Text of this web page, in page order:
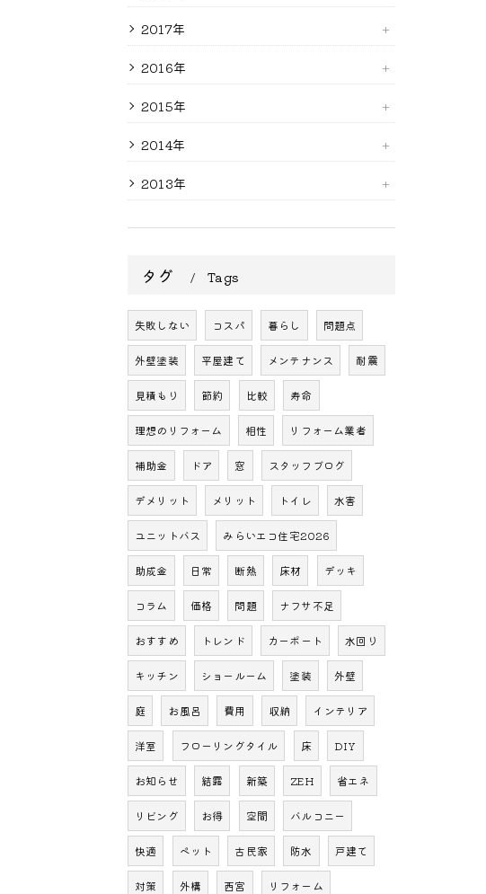
2017年
2016年
2015年
2014年
2013年
タグ Tags
失敗しない コスパ 暮らし 問題点
外壁塗装 平屋建て メンテナンス 耐震
見積もり 節約 比較 寿命
理想のリフォーム 相性 リフォーム業者
補助金 ドア 窓 スタッフブログ
デメリット メリット トイレ 水害
ユニットバス みらいエコ住宅2026
助成金 日常 断熱 床材 デッキ
コラム 価格 問題 ナフサ不足
おすすめ トレンド カーポート 水回り
キッチン ショールーム 塗装 外壁
庭 お風呂 費用 収納 インテリア
洋室 フローリングタイル 床 DIY
お知らせ 結露 新築 ZEH 省エネ
リビング お得 空間 バルコニー
快適 ペット 古民家 防水 戸建て
対策 外構 西宮 リフォーム